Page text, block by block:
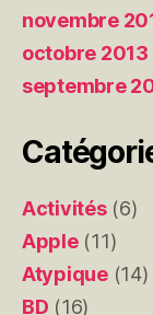
novembre
octobre 2013
septembre
Activités(6)
Apple(11)
Atypique(14)
BD (16)